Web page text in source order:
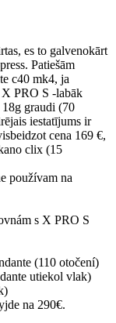
es to galvenokārt
Patiešām
c40 mk4, ja
PRO S -labāk
18g graudi (70
iestatījums ir
cena 169 €,
clix (15
používam na
s X PRO S
(110 otočení)
utiekol vlak)
na 290€.